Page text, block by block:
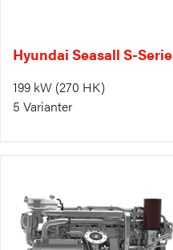
Hyundai Seasall S-Serie
199 kW (270 HK)
5 Varianter